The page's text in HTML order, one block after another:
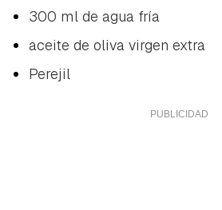
300 ml de agua fría
aceite de oliva virgen extra
Perejil